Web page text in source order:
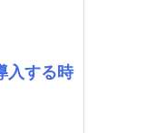
入する時